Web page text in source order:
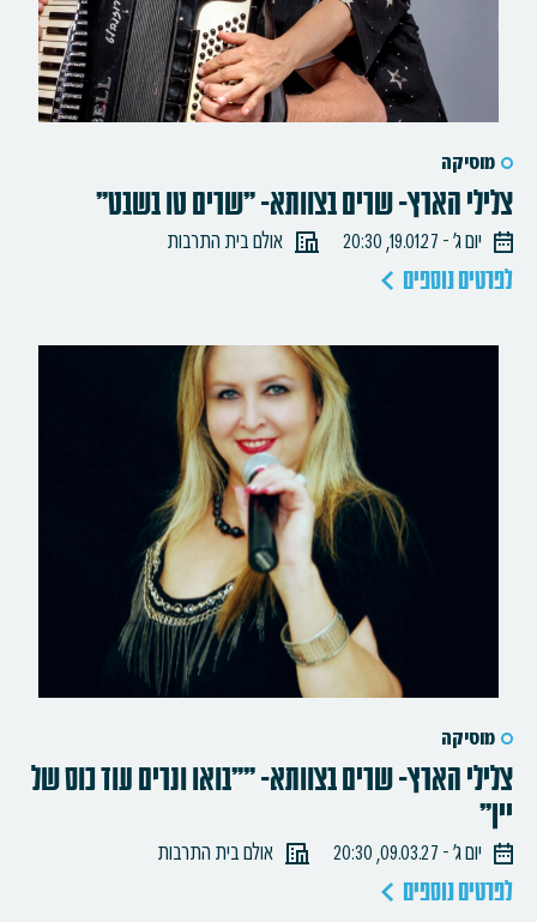
מוסיקה
צלילי הארץ- שרים בצוותא- "שרים טו בשבט"
יום ג׳ - 19.01.27, 20:30 אולם בית התרבות
לפרטים נוספים
מוסיקה
צלילי הארץ- שרים בצוותא- ""בואו ונרים עוד כוס של
יין"
יום ג׳ - 09.03.27, 20:30 אולם בית התרבות
לפרטים נוספים